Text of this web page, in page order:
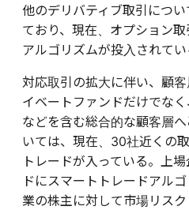
他のデリバティブ取引につ
ており、現在、オプション
アルゴリズムが投入されてい
対応取引の拡大に伴い、顧
イベートファンドだけでな
などを含む総合的な顧客層
いては、現在、30社近くの
トレードが入っている。上
ドにスマートトレードアル
業の株主に対して市場リス